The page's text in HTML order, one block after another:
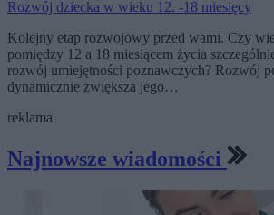
Rozwój dziecka w wieku 12. -18 miesięcy
Kolejny etap rozwojowy przed wami. Czy
pomiędzy 12 a 18 miesiącem życia
rozwój umiejętności poznawczych? Rozwój
dynamicznie zwiększa jego…
reklama
Najnowsze wiadomości